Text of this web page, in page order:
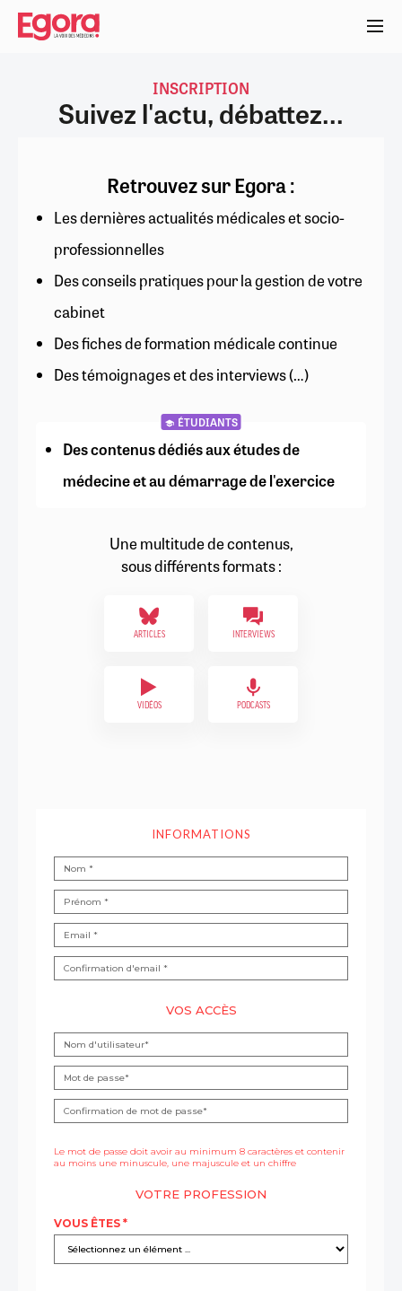
Aller
contenu
INSCRIPTION
Suivez l'actu, débattez...
Retrouvez sur Egora :
Les dernières actualités médicales et socio-
professionnelles
Des conseils pratiques pour la gestion de votre
cabinet
Des fiches de formation médicale continue
Des témoignages et des interviews (…)
ÉTUDIANTS
Des contenus dédiés aux études de
médecine et au démarrage de l'exercice
Une multitude de contenus,
sous différents formats :
ARTICLES INTERVIEWS
VIDÉOS PODCASTS